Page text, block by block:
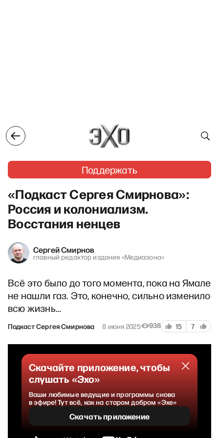
Поддержать
«Подкаст Сергея Смирнова»:
Россия и колониализм.
Восстания ненцев
Сергей Смирнов
главный редактор издания «Медиазона»
Всё это было до того момента, пока на Ямале
не нашли газ. Это, конечно, сильно изменило
всю жизнь…
Подкаст Сергея Смирнова 8 июня 2025 938 15 7
Скачайте приложение, чтобы
слушать «Эхо»
Ваши любимые ведущие и программы снова
в эфире! Тут всё, как на старом добром «Эхе»
Скачать приложение